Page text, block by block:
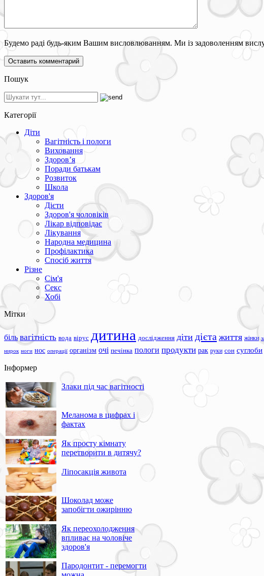
Будемо раді будь-яким Вашим висловлюванням. Ми із задоволенням
Пошук
Категорії
Діти
Вагітність і пологи
Виховання
Здоров’я
Поради батькам
Розвиток
Школа
Здоров'я
Дієти
Здоров'я чоловіків
Лікар відповідає
Лікування
Народна медицина
Профілактика
Спосіб життя
Різне
Сім'я
Секс
Хобі
Мітки
біль вагітність вода вірус дитина дослідження діти дієта життя жінки
нирок ноги нос операції організм очі печінка пологи продукти рак руки сон суглоби
Інформер
Злаки під час вагітності
Меланома в цифрах і
фактах
Як просту кімнату
перетворити в дитячу?
Ліпосакція живота
Шоколад може
запобігти ожирінню
Як переохолодження
впливає на чоловіче
здоров'я
Пародонтит - перемогти